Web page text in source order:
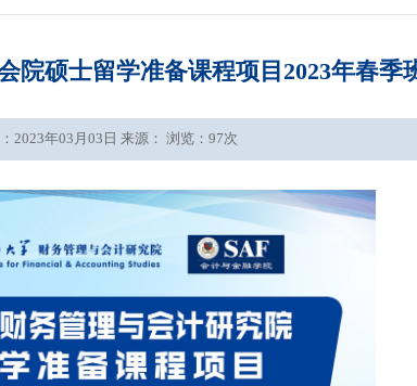
院硕士留学准备课程项目2023年春季
2023年03月03日 来源： 浏览： 97次